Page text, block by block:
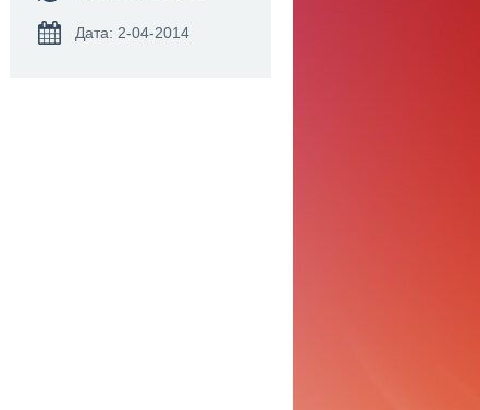
Дата: 2-04-2014